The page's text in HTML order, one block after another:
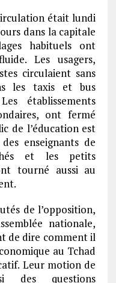
était lundi
dans la capitale
habituels ont
Les usagers,
circulaient sans
les taxis et bus
établissements
ont fermé
de l’éducation est
enseignants de
et les petits
tourné aussi au
de l’opposition,
nationale,
de dire comment il
au Tchad
Leur motion de
des questions